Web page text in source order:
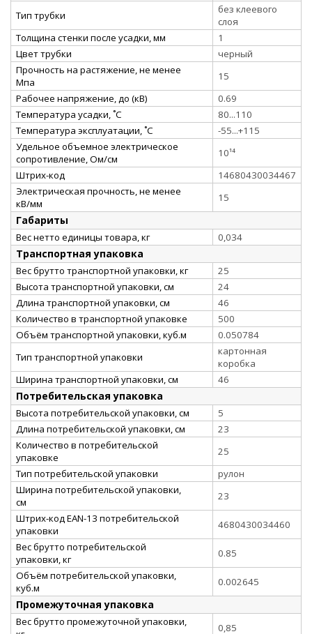
Тип трубки
без клеевого
слоя
Толщина стенки после усадки, мм
1
Цвет трубки
черный
Прочность на растяжение, не менее
Мпа
15
Рабочее напряжение, до (кВ)
0.69
Температура усадки, ˚С
80...110
Температура эксплуатации, ˚С
-55...+115
Удельное объемное электрическое
сопротивление, Ом/см
10¹⁴
Штрих-код
14680430034467
Электрическая прочность, не менее
кВ/мм
15
Габариты
Вес нетто единицы товара, кг 0,034
Транспортная упаковка
Вес брутто транспортной упаковки, кг
25
Высота транспортной упаковки, см
24
Длина транспортной упаковки, см
46
Количество в транспортной упаковке
500
Объём транспортной упаковки, куб.м
0.050784
Тип транспортной упаковки
картонная
коробка
Ширина транспортной упаковки, см
46
Потребительская упаковка
Высота потребительской упаковки, см
5
Длина потребительской упаковки, см
23
Количество в потребительской
упаковке
25
Тип потребительской упаковки
рулон
Ширина потребительской упаковки,
см
23
Штрих-код EAN-13 потребительской
упаковки
4680430034460
Вес брутто потребительской
упаковки, кг
0.85
Объём потребительской упаковки,
куб.м
0.002645
Промежуточная упаковка
Вес брутто промежуточной упаковки,
0,85